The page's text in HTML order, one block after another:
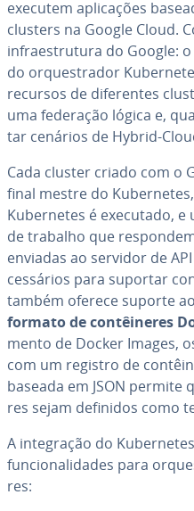
executem apli­ca­ções
clusters na Google Cloud.
in­fra­es­tru­tura do Google: o
do or­ques­tra­dor
recursos de di­fe­ren­tes
uma federação lógica e,
tar cenários de Hybrid-
Cada cluster criado com o
final mestre do
Ku­ber­ne­tes é executado,
de trabalho que
enviadas ao servidor de
ces­sá­rios para suportar
também oferece suporte
formato de con­têi­ne­res
mento de Docker Images,
com um registro de
baseada em JSON
res sejam definidos como
A in­te­gra­ção do
fun­ci­o­na­li­da­des para
res: